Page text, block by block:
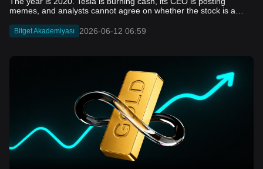
Bitget Akademiyası 2026-06-12 06:59